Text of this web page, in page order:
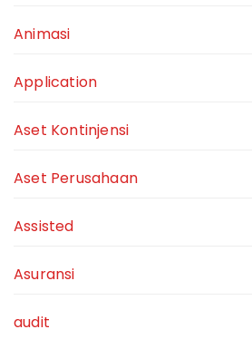
Animasi
Application
Aset Kontinjensi
Aset Perusahaan
Assisted
Asuransi
audit